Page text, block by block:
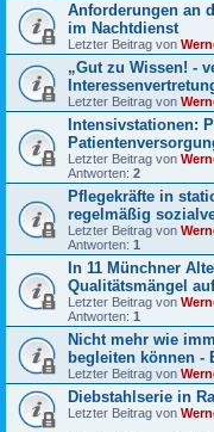
Anforderungen an
im Nachtdienst
Letzter Beitrag von
„Gut zu Wissen! -
Letzter Beitrag von
Intensivstationen:
Letzter Beitrag von
Antworten: 2
Pflegekräfte in
regelmäßig
Letzter Beitrag von
Antworten: 1
In 11 Münchner
Qualitätsmängel
Letzter Beitrag von
Antworten: 1
Nicht mehr wie
begleiten können -
Letzter Beitrag von
Diebstahlserie in
Letzter Beitrag von